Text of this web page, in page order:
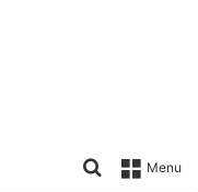
Menu
Search